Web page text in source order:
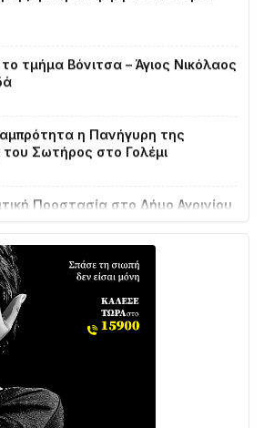
Σωτήρος στο Γολέμι
οχήματα
που κυκλοφορεί
«Καμία εκχώρηση των νερών
που κυκλοφορεί